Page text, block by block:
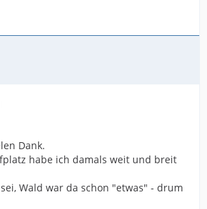
Dank.
habe ich damals weit und breit
Wald war da schon "etwas" - drum